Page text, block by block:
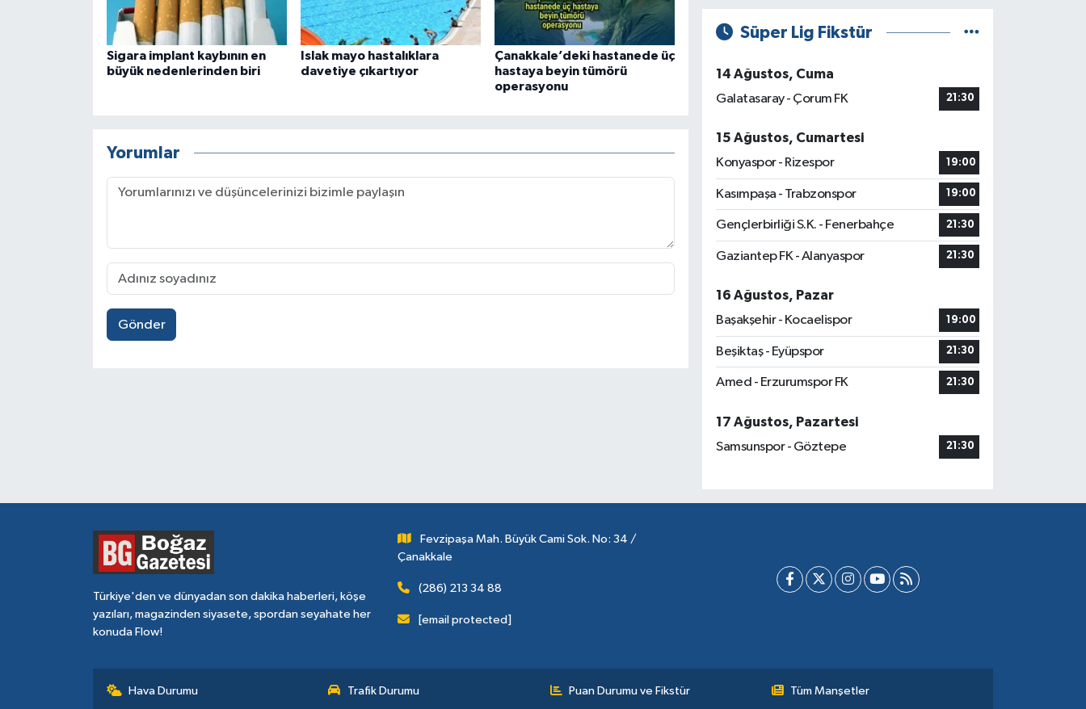
Sigara implant kaybının en
büyük nedenlerinden biri
Islak mayo hastalıklara
davetiye çıkartıyor
Çanakkale’deki hastanede üç
hastaya beyin tümörü
operasyonu
Yorumlar
Gönder
Süper Lig Fikstür
14 Ağustos, Cuma
Galatasaray - Çorum FK
21:30
15 Ağustos, Cumartesi
Konyaspor - Rizespor
19:00
Kasımpaşa - Trabzonspor 19:00
Gençlerbirliği S.K. - Fenerbahçe 21:30
Gaziantep FK - Alanyaspor 21:30
16 Ağustos, Pazar
Başakşehir - Kocaelispor
19:00
Beşiktaş - Eyüpspor 21:30
Amed - Erzurumspor FK 21:30
17 Ağustos, Pazartesi
Samsunspor - Göztepe
21:30
Türkiye'den ve dünyadan son dakika haberleri, köşe
yazıları, magazinden siyasete, spordan seyahate her
konuda Flow!
Fevzipaşa Mah. Büyük Cami Sok. No: 34 /
Çanakkale
(286) 213 34 88
[email protected]
Hava Durumu Trafik Durumu Puan Durumu ve Fikstür Tüm Manşetler